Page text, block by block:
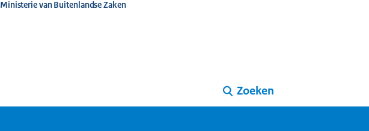
Ministerie van Buitenlandse Zaken
Zoeken